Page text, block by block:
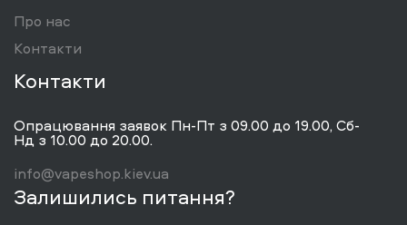
Про нас
Контакти
Контакти
Опрацювання заявок Пн-Пт з 09.00 до 19.00, Сб-
Нд з 10.00 до 20.00.
info@vapeshop.kiev.ua
Залишились питання?